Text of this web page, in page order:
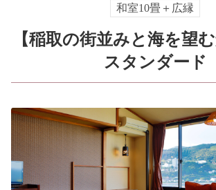
予約確認・キャンセル
よくあるお問い合せ
和室10畳＋広縁
【稲取の街並みと海を望
スタンダード